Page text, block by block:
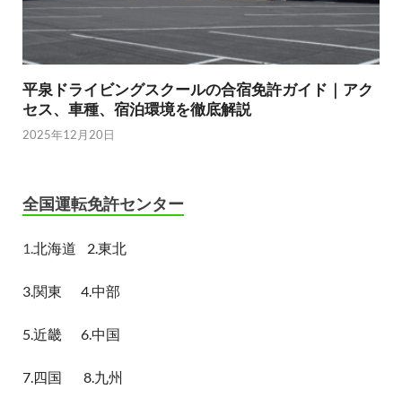
平泉ドライビングスクールの合宿免許ガイド｜アク
セス、車種、宿泊環境を徹底解説
2025年12月20日
全国運転免許センター
1.北海道 2.東北
3.関東 4.中部
5.近畿 6.中国
7.四国 8.九州